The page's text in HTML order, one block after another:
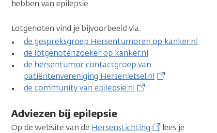
hebben van epilepsie.
Lotgenoten vind je bijvoorbeeld via:
de gespreksgroep Hersentumoren op kanker.nl
de lotgenotenzoeker op kanker.nl
de hersentumor contactgroep van
patiëntenvereniging Hersenletsel.nl
de community van epilepsie.nl
Adviezen bij epilepsie
Op de website van de Hersenstichting
lees je